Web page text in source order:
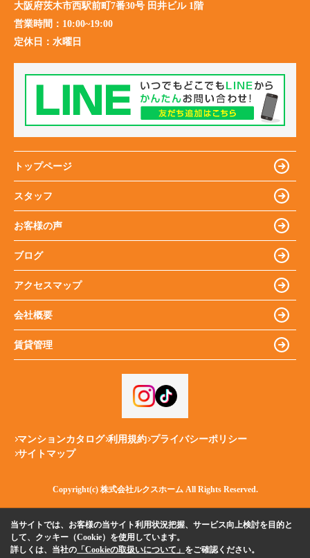
大阪府茨木市西駅前町7番30号 田井ビル 1階
営業時間： 10:00~19:00
定休日： 水曜日
トップページ
スタッフ
お客様の声
ブログ
アクセスマップ
会社概要
賃貸管理
マンションカタログ 利用規約 プライバシーポリシー
サイトマップ
Copyright(c) 株式会社ルクスホーム All Rights Reserved.
当サイトでは、お客様の当サイト利用状況把握、サービス向上検討を目的と
して、クッキー（Cookie）を使用しています。
詳しくは、当社の 「Cookieの取扱いについて」 をご確認ください。